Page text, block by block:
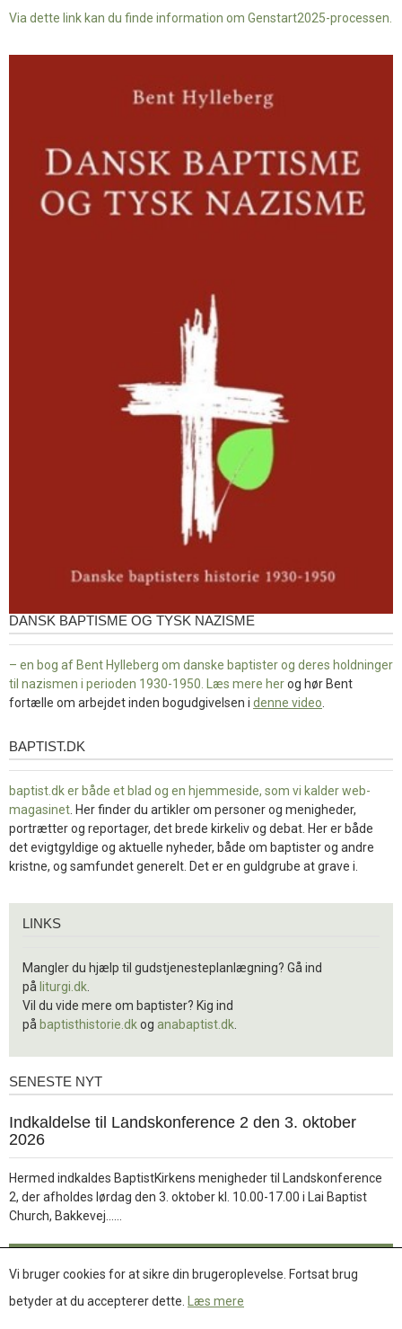
Via dette link kan du finde information om Genstart2025-processen.
DANSK BAPTISME OG TYSK NAZISME
– en bog af Bent Hylleberg om danske baptister og deres holdninger
til nazismen i perioden 1930-1950. Læs mere herog hør Bent
fortælle om arbejdet inden bogudgivelsen i denne video
baptist.dk
BAPTIST.DK
baptist.dk er både et blad og en hjemmeside, som vi kalder web-
magasinet . Her finder du artikler om personer og menigheder,
portrætter og reportager, det brede kirkeliv og debat. Her er både
det evigtgyldige og aktuelle nyheder, både om baptister og andre
kristne, og samfundet generelt. Det er en guldgrube at grave i.
LINKS
Mangler du hjælp til gudstjenesteplanlægning? Gå ind
på liturgi.dk
Vil du vide mere om baptister? Kig ind
på baptisthistorie.dkog anabaptist.dk
Seneste
SENESTE NYT
1.
jul.
Indkaldelse til Landskonference 2 den 3. oktober
2026
Hermed indkaldes BaptistKirkens menigheder til Landskonference
2, der afholdes lørdag den 3. oktober kl. 10.00-17.00 i Lai Baptist
Church, Bakkevej……
Læs mere
Vi bruger cookies for at sikre din brugeroplevelse. Fortsat brug
betyder at du accepterer dette.
Læs mere